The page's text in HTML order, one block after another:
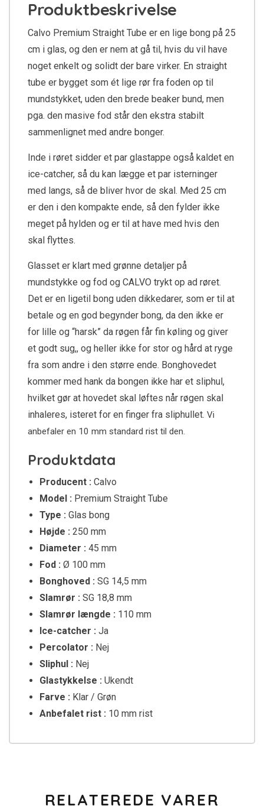
Produktbeskrivelse
Calvo Premium Straight Tube er en lige bong på 25
cm i glas, og den er nem at gå til, hvis du vil have
noget enkelt og solidt der bare virker. En straight
tube er bygget som ét lige rør fra foden op til
mundstykket, uden den brede beaker bund, men
pga. den masive fod står den ekstra stabilt
sammenlignet med andre bonger.
Inde i røret sidder et par glastappe også kaldet en
ice-catcher, så du kan lægge et par isterninger
med langs, så de bliver hvor de skal. Med 25 cm
er den i den kompakte ende, så den fylder ikke
meget på hylden og er til at have med hvis den
skal flyttes.
Glasset er klart med grønne detaljer på
mundstykke og fod og CALVO trykt op ad røret.
Det er en ligetil bong uden dikkedarer, som er til at
betale og en god begynder bong, da den ikke er
for lille og “harsk” da røgen får fin køling og giver
et godt sug,, og heller ikke for stor og hård at ryge
fra som andre i den større ende. Bonghovedet
kommer med hank da bongen ikke har et sliphul,
hvilket gør at hovedet skal løftes når røgen skal
inhaleres, isteret for en finger fra sliphullet. Vi
anbefaler en 10 mm standard rist til den.
Produktdata
Producent : Calvo
Model : Premium Straight Tube
Type : Glas bong
Højde : 250 mm
Diameter : 45 mm
Fod : Ø 100 mm
Bonghoved : SG 14,5 mm
Slamrør : SG 18,8 mm
Slamrør længde : 110 mm
Ice-catcher : Ja
Percolator : Nej
Sliphul : Nej
Glastykkelse : Ukendt
Farve : Klar / Grøn
Anbefalet rist : 10 mm rist
RELATEREDE VARER